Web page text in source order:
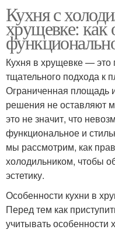
Кухня с
хрущевке: как
Кухня в хрущевке — это
тщательного подхода к
Ограниченная площадь
решения не оставляют
это не значит, что
функциональное и
мы рассмотрим, как
холодильником, чтобы
эстетику.
Особенности кухни в
Перед тем как
учитывать особенности